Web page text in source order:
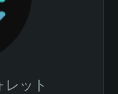
ット